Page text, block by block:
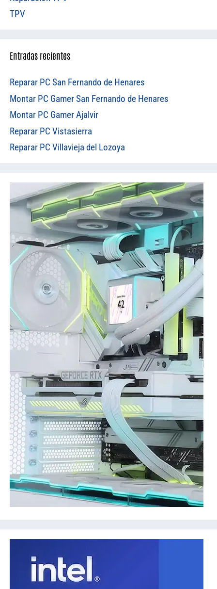
TPV
Entradas recientes
Reparar PC San Fernando de Henares
Montar PC Gamer San Fernando de Henares
Montar PC Gamer Ajalvir
Reparar PC Vistasierra
Reparar PC Villavieja del Lozoya